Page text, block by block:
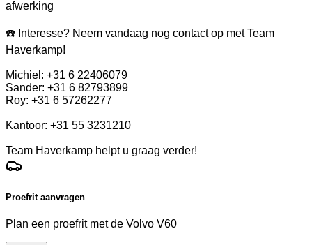
afwerking
☎️ Interesse? Neem vandaag nog contact op met Team
Haverkamp!
Michiel: +31 6 22406079
Sander: +31 6 82793899
Roy: +31 6 57262277
Kantoor: +31 55 3231210
Team Haverkamp helpt u graag verder!
Proefrit aanvragen
Plan een proefrit met de Volvo V60